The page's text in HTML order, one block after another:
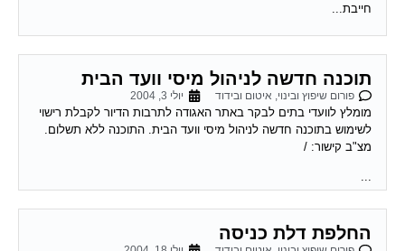
חייבת...
תוכנה חדשה לניהול מיסי וועד הבית
פורום שיפוץ ובינוי, איטום ובידוד יולי 3, 2004
מומלץ לוועדי בתים לבקר באתר האגודה לתרבות הדיור לקבלת רישוי
לשימוש בתוכנה חדשה לניהול מיסי וועד הבית. התוכנה ללא תשלום.
מצ"ב קישור: /
...
החלפת דלת כניסה